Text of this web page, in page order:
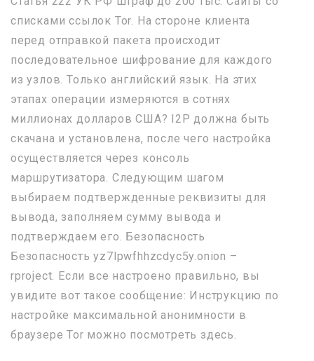
списками ссылок Tor. На стороне клиента
перед отправкой пакета происходит
последовательное шифрование для каждого
из узлов. Только английский язык. На этих
этапах операции измеряются в сотнях
миллионах долларов США? I2P должна быть
скачана и установлена, после чего настройка
осуществляется через консоль
маршрутизатора. Следующим шагом
выбираем подтвержденные реквизиты для
вывода, заполняем сумму вывода и
подтверждаем его. Безопасность
Безопасность yz7lpwfhhzcdyc5y.onion –
rproject. Если все настроено правильно, вы
увидите вот такое сообщение: Инструкцию по
настройке максимальной анонимности в
браузере Tor можно посмотреть здесь.